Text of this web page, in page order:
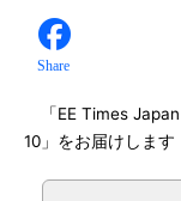
Share
「EE Times
10」をお届けします